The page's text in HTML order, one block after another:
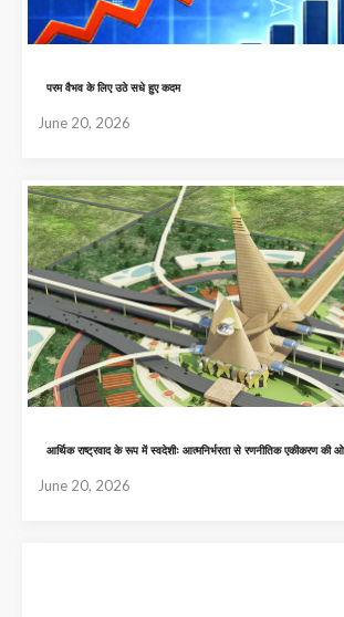
परम वैभव के लिए उठे सधे हुए कदम
June 20, 2026
आर्थिक राष्ट्रवाद के रूप में स्वदेशीः आत्मनिर्भरता से रणनीतिक एकीकरण की
June 20, 2026